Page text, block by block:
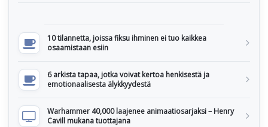
10 tilannetta, joissa fiksu ihminen ei tuo kaikkea
osaamistaan esiin
6 arkista tapaa, jotka voivat kertoa henkisestä ja
emotionaalisesta älykkyydestä
Warhammer 40,000 laajenee animaatiosarjaksi – Henry
Cavill mukana tuottajana